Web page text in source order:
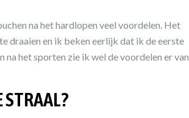
na het hardlopen veel voordelen. Het
draaien en ik beken eerlijk dat ik de eerste
het sporten zie ik wel de voordelen er
STRAAL?